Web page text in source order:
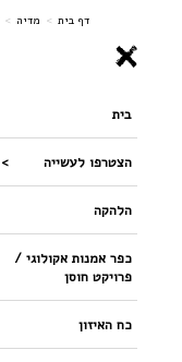
דף בית > מדיה >
בית
הצטרפו לעשייה
הלהקה
כפר אמנות אקולוגי /
פרויקט חוסן
כח האיזון